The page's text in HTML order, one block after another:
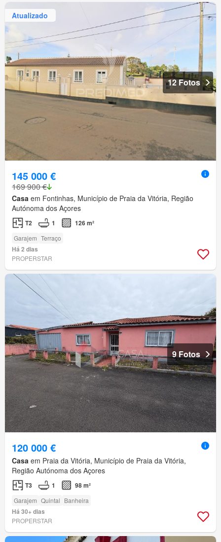
Atualizado
12 Fotos
145 000 €
169 900 €
Casa em Fontinhas, Município de Praia da Vitória, Região
Autónoma dos Açores
T2 1 126 m²
Garajem Terraço
Há 2 dias
PROPERSTAR
9 Fotos
120 000 €
Casa em Praia da Vitória, Município de Praia da Vitória,
Região Autónoma dos Açores
T3 1 98 m²
Garajem Quintal Banheira
Há 30+ dias
PROPERSTAR